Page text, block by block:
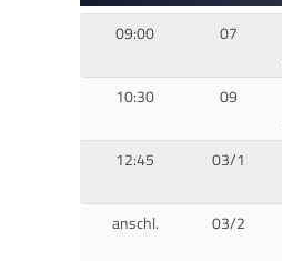
09:00
07
10:30 09
12:45 03/1
anschl. 03/2